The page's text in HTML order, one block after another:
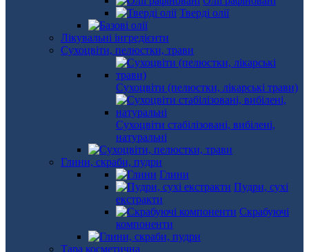
Тверді олії
Лікувальні інгредієнти
Сухоцвіти, пелюстки, трави
Сухоцвіти (пелюстки, лікарські трави)
Сухоцвіти стабілізовані, вибілені,
натуральні
Глини, скраби, пудри
Глини
Пудри, сухі
екстракти
Скрабуючі
компоненти
Тара косметична